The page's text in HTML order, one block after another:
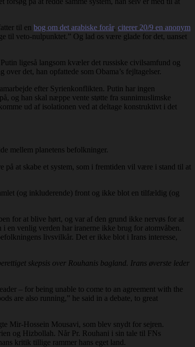
til en bog om det arabiske forår, citerer 20/9 en anonym
til veto-nulpunktet.” Og lad os være glade for det, uanset
ligeså langsom kvæler det russiske civilsamfund og
det, han opfattede som Obama’s fejltagelser.
efter Syrienkonflikten. Putin har ingen
på, og han skal næppe vente støtte fra sunnimuslimske
ud af isolationen ved at deltage konstruktivt i det
mellem planetens befolkninger.
at skabe et system, som i fremtiden vil være i stand til at
(og inkluderende) front og ikke blot en tilfældig (og
for at blive hørt, og var af den grund ikke nervøs for at
en venlig verden har iranerne ikke brug for atomvåben.
livsvilkår. Det er ikke blot i Irans interesse,
skepsis over Rouhanis bagland. Irans øverste leder
– for being unable to come to an agreement with the
are also running,” he said in a debate, to great
Mir-Hossein Mousavi, som blev snydt for sejren.
og Hizbollah. Når Pr. Rouhani i sin tale til FNs
kritik tillige rammer hans eget land.